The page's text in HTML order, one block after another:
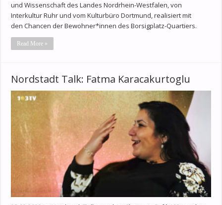
und Wissenschaft des Landes Nordrhein-Westfalen, von
Interkultur Ruhr und vom Kulturbüro Dortmund, realisiert mit
den Chancen der Bewohner*innen des Borsigplatz-Quartiers.
Read More »
Nordstadt Talk: Fatma Karacakurtoglu